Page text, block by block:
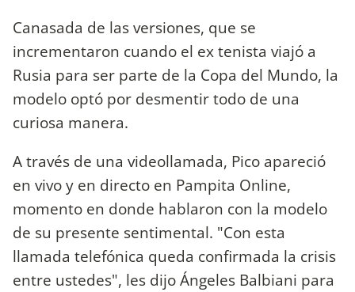
Canasada de las versiones, que se
incrementaron cuando el ex tenista viajó a
Rusia para ser parte de la Copa del Mundo, la
modelo optó por desmentir todo de una
curiosa manera.
A través de una videollamada, Pico apareció
en vivo y en directo en Pampita Online,
momento en donde hablaron con la modelo
de su presente sentimental. "Con esta
llamada telefónica queda confirmada la crisis
entre ustedes", les dijo Ángeles Balbiani para